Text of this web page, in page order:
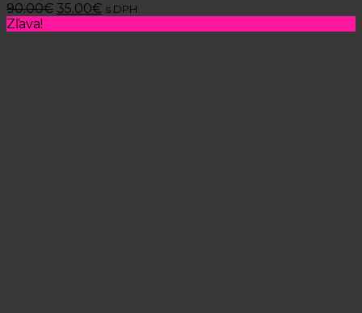
90.00€ 35.00€ s DPH
Zľava!